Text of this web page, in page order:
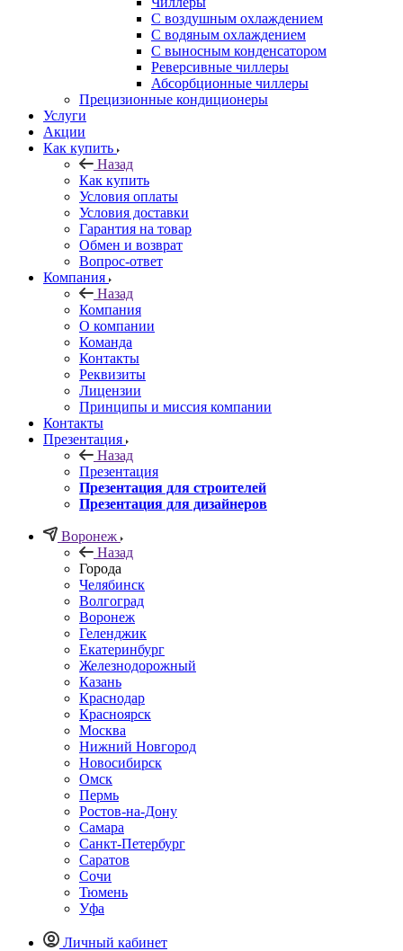
С воздушным охлаждением
С водяным охлаждением
С выносным конденсатором
Реверсивные чиллеры
Абсорбционные чиллеры
Прецизионные кондиционеры
Услуги
Акции
Как купить
Назад
Как купить
Условия оплаты
Условия доставки
Гарантия на товар
Обмен и возврат
Вопрос-ответ
Компания
Назад
Компания
О компании
Команда
Контакты
Реквизиты
Лицензии
Принципы и миссия компании
Контакты
Презентация
Назад
Презентация
Презентация для строителей
Презентация для дизайнеров
Воронеж
Назад
Города
Челябинск
Волгоград
Воронеж
Геленджик
Екатеринбург
Железнодорожный
Казань
Краснодар
Красноярск
Москва
Нижний Новгород
Новосибирск
Омск
Пермь
Ростов-на-Дону
Самара
Санкт-Петербург
Саратов
Сочи
Тюмень
Уфа
Личный кабинет